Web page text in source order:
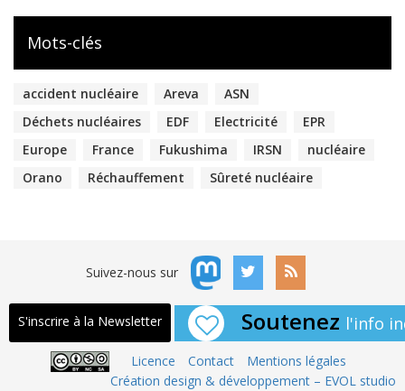
Mots-clés
accident nucléaire Areva
ASN
Déchets nucléaires
EDF Electricité
EPR
Europe
France Fukushima IRSN
nucléaire
Orano
Réchauffement Sûreté nucléaire
Suivez-nous sur
S'inscrire à la Newsletter Soutenez l'info
Licence Contact
Mentions légales
Création design & développement – EVOL studio